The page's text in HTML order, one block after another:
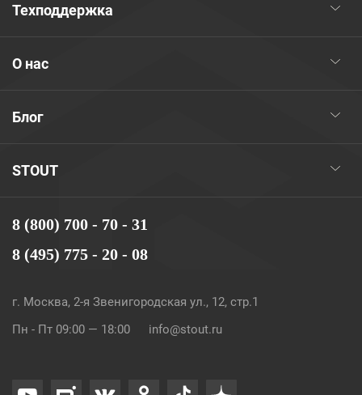
8 (800) 700 - 70 - 31
8 (495) 775 - 20 - 08
г. Москва, 2-я Звенигородская ул., 12, стр.1
Пн - Пт 09:00 — 18:00
info@stout.ru
STOUT
Блог
О нас
Техподдержка